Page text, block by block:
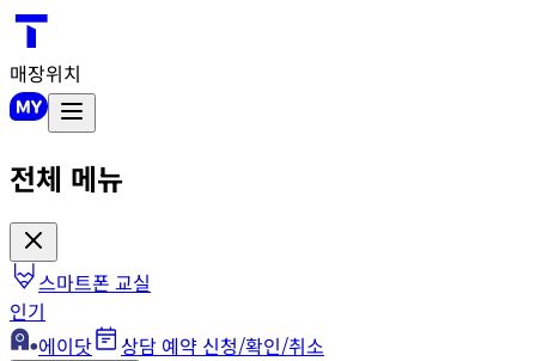
매장위치
전체 메뉴
스마트폰 교실
인기
에이닷
상담 예약 신청/확인/취소